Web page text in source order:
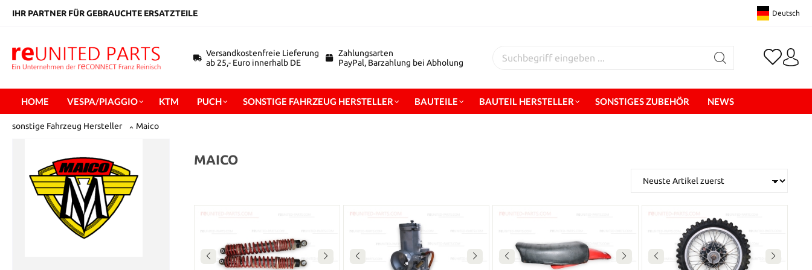
springen
IHR PARTNER FÜR GEBRAUCHTE ERSATZTEILE Deutsch
Versandkostenfreie Lieferung
ab 25,- Euro innerhalb DE
Zahlungsarten
PayPal, Barzahlung bei Abholung
HOME VESPA/PIAGGIO KTM PUCH SONSTIGE FAHRZEUG HERSTELLER BAUTEILE BAUTEIL HERSTELLER SONSTIGES ZUBEHÖR NEWS
sonstige Fahrzeug Hersteller Maico
MAICO